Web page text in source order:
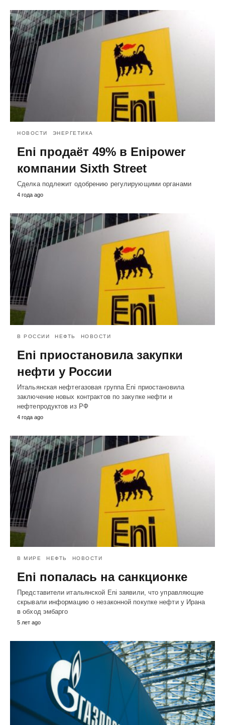
НОВОСТИ ЭНЕРГЕТИКА
Eni продаёт 49% в Enipower
компании Sixth Street
Сделка подлежит одобрению регулирующими органами
4 года ago
В РОССИИ НЕФТЬ НОВОСТИ
Eni приостановила закупки
нефти у России
Итальянская нефтегазовая группа Eni приостановила
заключение новых контрактов по закупке нефти и
нефтепродуктов из РФ
4 года ago
В МИРЕ НЕФТЬ НОВОСТИ
Eni попалась на санкционке
Представители итальянской Eni заявили, что управляющие
скрывали информацию о незаконной покупке нефти у Ирана
в обход эмбарго
5 лет ago